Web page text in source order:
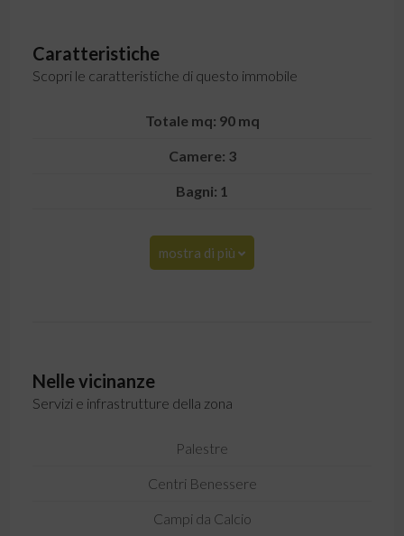
Caratteristiche
Scopri le caratteristiche di questo immobile
Totale mq: 90 mq
Camere: 3
Bagni: 1
mostra di più
Nelle vicinanze
Servizi e infrastrutture della zona
Palestre
Centri Benessere
Campi da Calcio